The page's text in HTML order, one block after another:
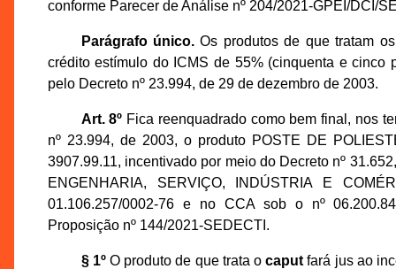
conforme Parecer de Análise nº 204/2021-GPEI/DCI/
Parágrafo único. Os produtos de que tratam
crédito estímulo do ICMS de 55% (cinquenta e cinco
pelo Decreto nº 23.994, de 29 de dezembro de 2003.
Art. 8º Fica reenquadrado como bem final, nos
nº 23.994, de 2003, o produto POSTE DE
3907.99.11, incentivado por meio do Decreto nº
ENGENHARIA, SERVIÇO, INDÚSTRIA E
01.106.257/0002-76 e no CCA sob o nº
Proposição nº 144/2021-SEDECTI.
§ 1ºO produto de que trata ocaput fará jus ao